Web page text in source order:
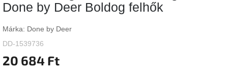
Home
gyűjtemény
Richmond
gyűjtemény
Done by Deer Boldog felhők
Márka: Done by Deer
DD-1539736
20 684 Ft